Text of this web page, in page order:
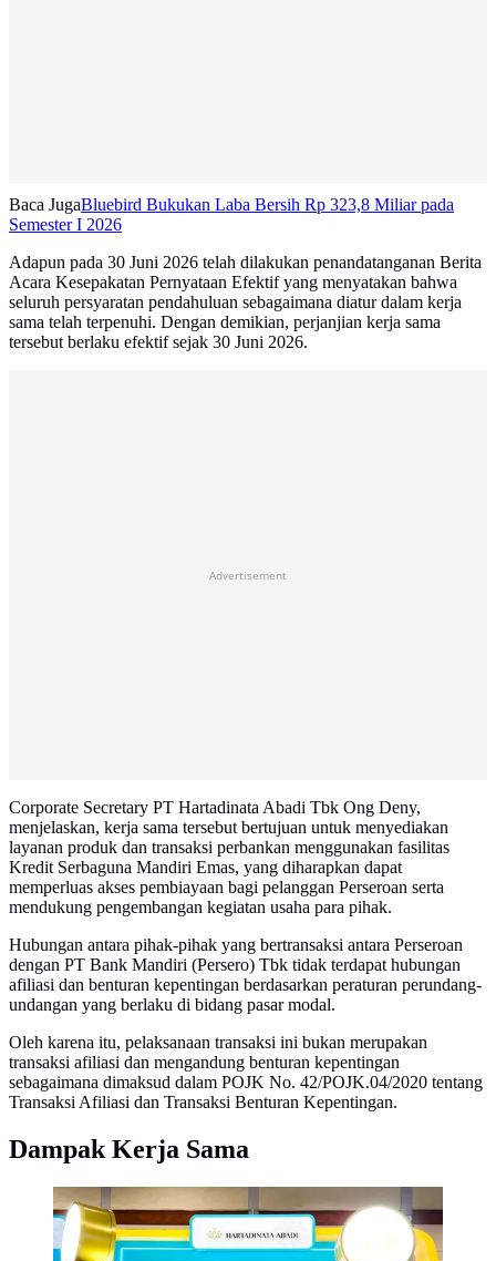
Baca JugaBluebird Bukukan Laba Bersih Rp 323,8 Miliar pada
Semester I 2026
Adapun pada 30 Juni 2026 telah dilakukan penandatanganan Berita
Acara Kesepakatan Pernyataan Efektif yang menyatakan bahwa
seluruh persyaratan pendahuluan sebagaimana diatur dalam kerja
sama telah terpenuhi. Dengan demikian, perjanjian kerja sama
tersebut berlaku efektif sejak 30 Juni 2026.
Advertisement
Corporate Secretary PT Hartadinata Abadi Tbk Ong Deny,
menjelaskan, kerja sama tersebut bertujuan untuk menyediakan
layanan produk dan transaksi perbankan menggunakan fasilitas
Kredit Serbaguna Mandiri Emas, yang diharapkan dapat
memperluas akses pembiayaan bagi pelanggan Perseroan serta
mendukung pengembangan kegiatan usaha para pihak.
Hubungan antara pihak-pihak yang bertransaksi antara Perseroan
dengan PT Bank Mandiri (Persero) Tbk tidak terdapat hubungan
afiliasi dan benturan kepentingan berdasarkan peraturan perundang-
undangan yang berlaku di bidang pasar modal.
Oleh karena itu, pelaksanaan transaksi ini bukan merupakan
transaksi afiliasi dan mengandung benturan kepentingan
sebagaimana dimaksud dalam POJK No. 42/POJK.04/2020 tentang
Transaksi Afiliasi dan Transaksi Benturan Kepentingan.
Dampak Kerja Sama
PT Hartadinata Abadi Tbk (HRTA), perusahaan
manufaktur perhiasan emas dan emas batangan
terintegrasi di Indonesia. (Foto: Hartadinata Abadi)